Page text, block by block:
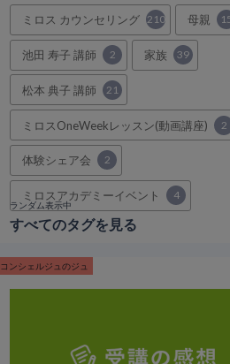
ミロス カウンセリング 210 母親
池田 寿子 講師 2 家族 39
松本 典子 講師 21
ミロスOneWeekレッスン(動画講座) 2
体験シェア会 2
ミロスアカデミーイベント 4
ランダム表示中
すべてのタグを見る
コンシェルジュのジュ